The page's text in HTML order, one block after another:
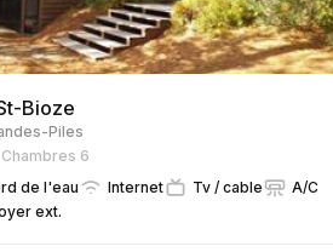
Bioze
Piles
Chambres 6
de l'eau
Internet Tv / cable
A/C
ext.